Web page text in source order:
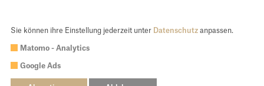
Sie können ihre Einstellung jederzeit unter Datenschutzanpassen.
Matomo - Analytics
Google Ads